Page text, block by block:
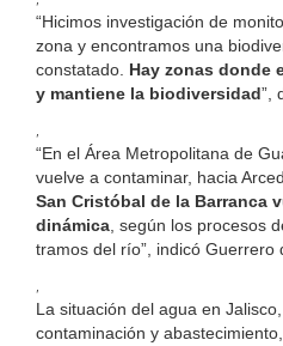
“Hicimos investigación de
zona y encontramos una
constatado. Hay zonas donde
y mantiene la biodiversidad”,
,
“En el Área Metropolitana de
vuelve a contaminar, hacia
San Cristóbal de la Barranca
dinámica, según los procesos
tramos del río”, indicó Guerrero
,
La situación del agua en
contaminación y